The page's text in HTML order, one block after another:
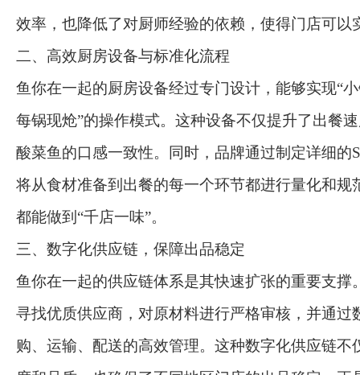
效率，也降低了对厨师经验的依赖，使得门店可以
二、高效厨房设备与标准化流程
鱼你在一起的厨房设备经过专门设计，能够实现“
每锅现炝”的操作模式。这种设备不仅提升了出餐
酸菜鱼的口感一致性。同时，品牌通过制定详细的
将从食材准备到出餐的每一个环节都进行量化和规
都能做到“千店一味”。
三、数字化供应链，保障出品稳定
鱼你在一起的供应链体系是其快速扩张的重要支撑
寻找优质供应商，对原材料进行严格审核，并通过
购、运输、配送的高效管理。这种数字化供应链不